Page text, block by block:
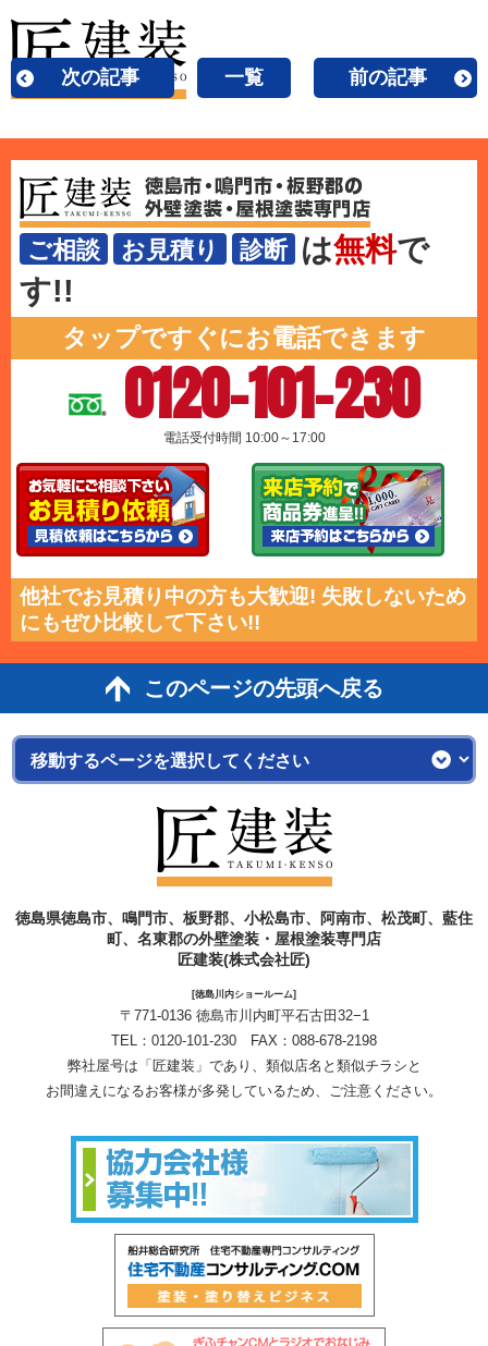
次の記事 一覧 前の記事
ご相談 お見積り 診断 は無料で
す!!
タップですぐにお電話できます
0120-101-230
電話受付時間 10:00～17:00
他社でお見積り中の方も大歓迎! 失敗しないため
にもぜひ比較して下さい!!
このページの先頭へ戻る
徳島県徳島市、鳴門市、板野郡、小松島市、阿南市、松茂町、藍住
町、名東郡の外壁塗装・屋根塗装専門店
匠建装(株式会社匠)
[徳島川内ショールーム]
〒771-0136 徳島市川内町平石古田32−1
TEL： 0120-101-230 FAX：088-678-2198
弊社屋号は「匠建装」であり、類似店名と類似チラシと
お間違えになるお客様が多発しているため、ご注意ください。